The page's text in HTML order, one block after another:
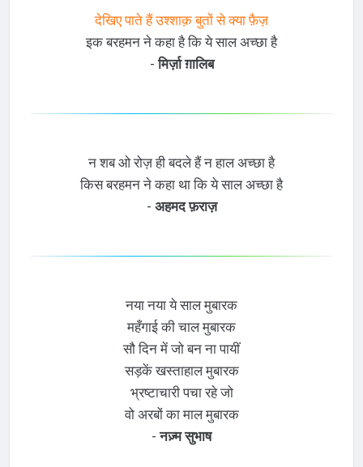
देखिए पाते हैं उश्शाक़ बुतों से क्या फ़ैज़
इक बरहमन ने कहा है कि ये साल अच्छा है
-मिर्ज़ा ग़ालिब
न शब ओ रोज़ ही बदले हैं न हाल अच्छा है
किस बरहमन ने कहा था कि ये साल अच्छा है
- अहमद फ़राज़
नया नया ये साल मुबारक
महँगाई की चाल मुबारक
सौ दिन में जो बन ना पायीं
सड़कें खस्ताहाल मुबारक
भ्रष्टाचारी पचा रहे जो
वो अरबों का माल मुबारक
-नज़्म सुभाष